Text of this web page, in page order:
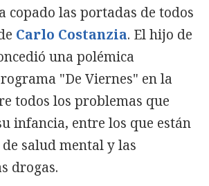
copado las portadas de todos
Carlo Costanzia. El hijo de
una polémica
"De Viernes" en la
todos los problemas que
infancia, entre los que están
salud mental y las
drogas.